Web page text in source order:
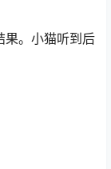
果。小猫听到后